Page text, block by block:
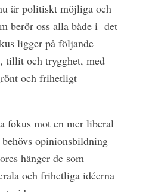
är politiskt möjliga och
berör oss alla både i det
ligger på följande
tillit och trygghet, med
och frihetligt
fokus mot en mer liberal
opinionsbildning
hänger de som
och frihetliga idéerna